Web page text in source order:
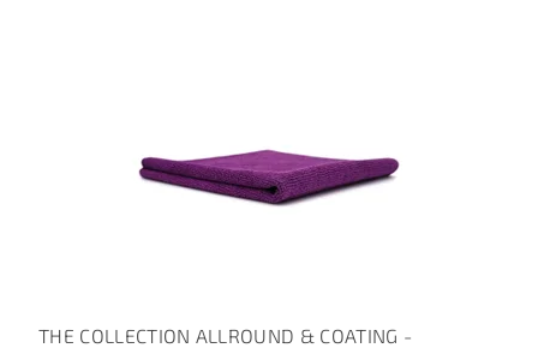
THE COLLECTION ALLROUND & COATING -